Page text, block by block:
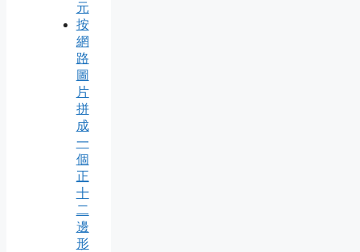
元
按
網
路
圖
片
拼
成
一
個
正
十
二
邊
形